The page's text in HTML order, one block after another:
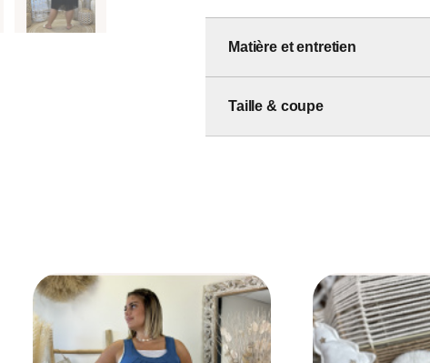
Matière et entretien
Taille & coupe